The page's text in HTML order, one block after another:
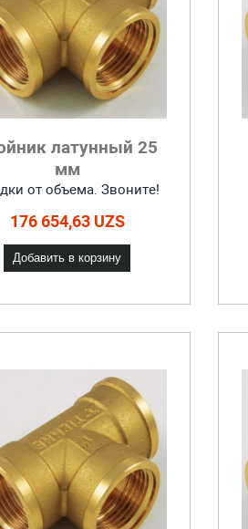
латунный 25
мм
от объема. Звоните!
176 654,63 UZS
Добавить в корзину